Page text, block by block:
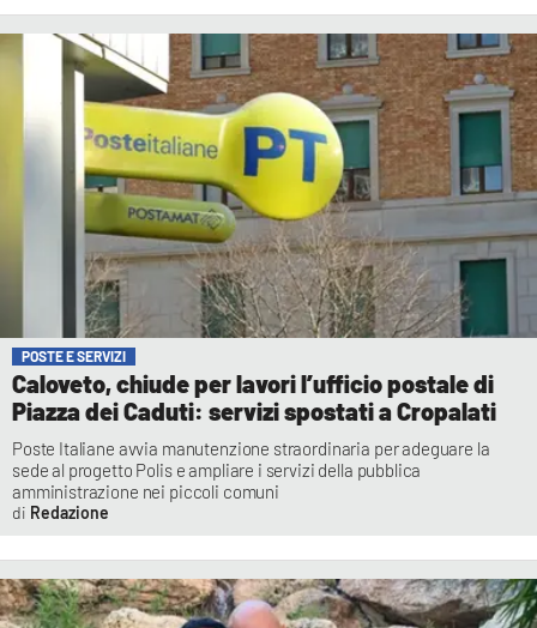
POSTE E SERVIZI
Caloveto, chiude per lavori l’ufficio postale di
Piazza dei Caduti: servizi spostati a Cropalati
Poste Italiane avvia manutenzione straordinaria per adeguare la
sede al progetto Polis e ampliare i servizi della pubblica
amministrazione nei piccoli comuni
Redazione